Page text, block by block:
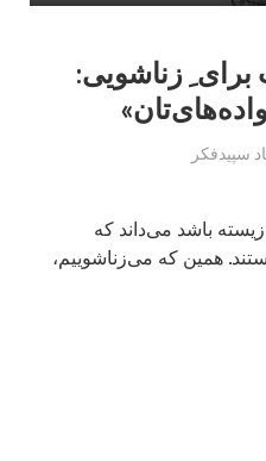
زناشویی:
سپیدفکر
باشد می‌داند که
همین که می‌زناشوییم،